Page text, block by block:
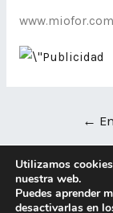
www.miofor.com
←
Copyright ©
Utilizamos
nuestra web.
Puedes aprender
desactivarlas en